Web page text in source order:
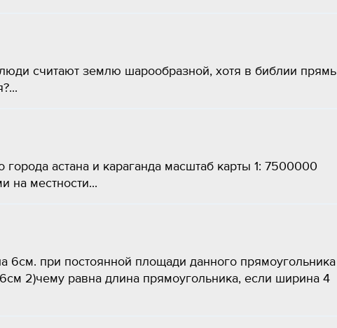
считают землю шарообразной, хотя в библии
астана и караганда масштаб карты 1: 7500000
на местности...
6см. при постоянной площади данного прямоугольника
2)чему равна длина прямоугольника, если ширина 4